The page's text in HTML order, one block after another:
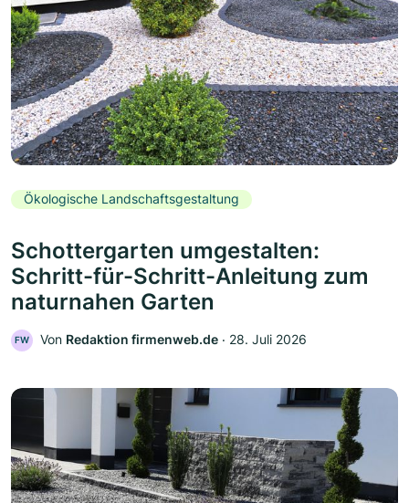
Ökologische Landschaftsgestaltung
Schottergarten umgestalten:
Schritt-für-Schritt-Anleitung zum
naturnahen Garten
FW Von Redaktion firmenweb.de ‧ 28. Juli 2026